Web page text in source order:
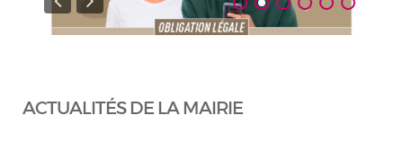
ACTUALITÉS DE LA MAIRIE